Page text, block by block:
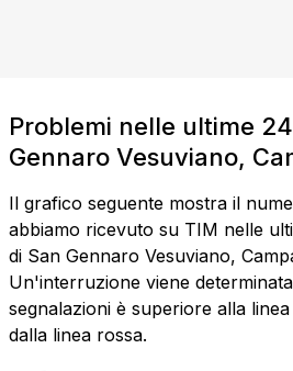
Problemi nelle ultime
Gennaro Vesuviano,
Il grafico seguente mostra il
abbiamo ricevuto su TIM nelle
di San Gennaro Vesuviano,
Un'interruzione viene
segnalazioni è superiore alla
dalla linea rossa.